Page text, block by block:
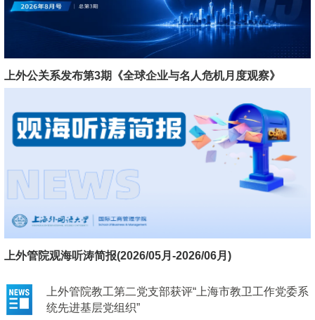
上外公关系发布第3期《全球企业与名人危机月度观察》
上外管院观海听涛简报(2026/05月-2026/06月)
上外管院教工第二党支部获评“上海市教卫工作党委系
统先进基层党组织”